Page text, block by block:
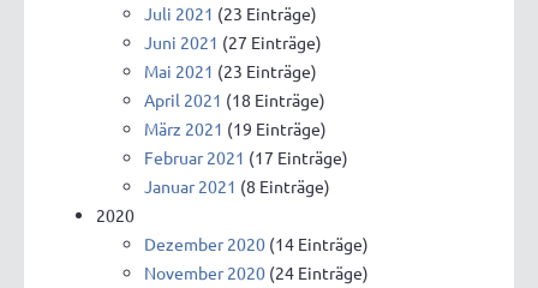
Juli 2021 (23 Einträge)
Juni 2021 (27 Einträge)
Mai 2021 (23 Einträge)
April 2021 (18 Einträge)
März 2021 (19 Einträge)
Februar 2021 (17 Einträge)
Januar 2021 (8 Einträge)
2020
Dezember 2020 (14 Einträge)
November 2020 (24 Einträge)